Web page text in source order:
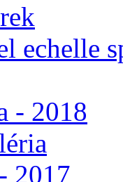
echel­le
- 2018
2017